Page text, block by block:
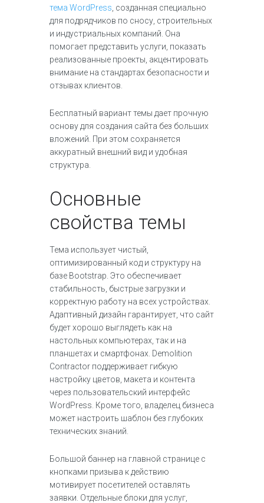
тема WordPress , созданная специально
для подрядчиков по сносу, строительных
и индустриальных компаний. Она
помогает представить услуги, показать
реализованные проекты, акцентировать
внимание на стандартах безопасности и
отзывах клиентов.
Бесплатный вариант темы дает прочную
основу для создания сайта без больших
вложений. При этом сохраняется
аккуратный внешний вид и удобная
структура.
Основные
свойства темы
Тема использует чистый,
оптимизированный код и структуру на
базе Bootstrap. Это обеспечивает
стабильность, быстрые загрузки и
корректную работу на всех устройствах.
Адаптивный дизайн гарантирует, что сайт
будет хорошо выглядеть как на
настольных компьютерах, так и на
планшетах и смартфонах. Demolition
Contractor поддерживает гибкую
настройку цветов, макета и контента
через пользовательский интерфейс
WordPress. Кроме того, владелец бизнеса
может настроить шаблон без глубоких
технических знаний.​
Большой баннер на главной странице с
кнопками призыва к действию
мотивирует посетителей оставлять
заявки. Отдельные блоки для услуг,